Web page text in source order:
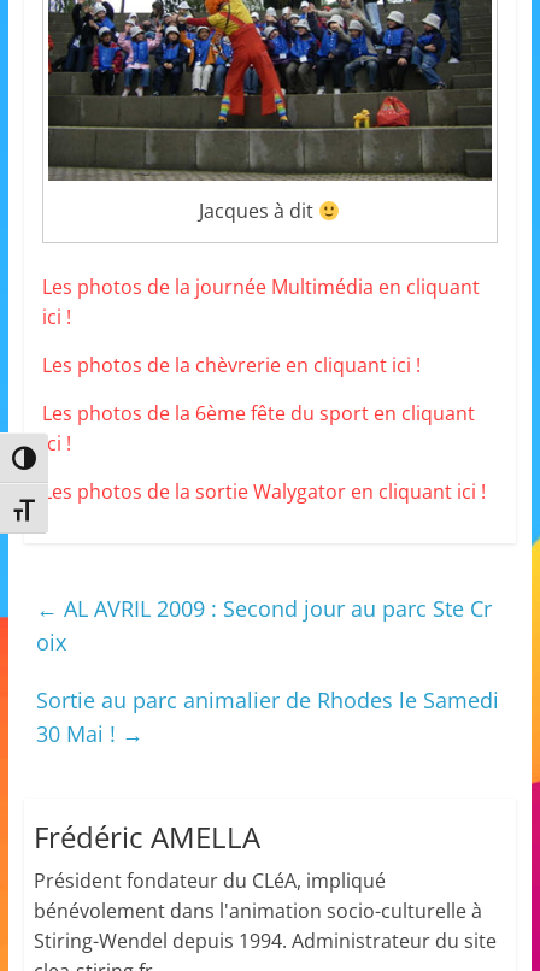
Passer en contraste élevé
Changer la taille de la police
d
u
c
a
t
i
o
n
e
A
i
a
n
p
d
e
Jacques à dit
Les photos de la journée Multimédia en cliquant
ici !
Les photos de la chèvrerie en cliquant ici !
Les photos de la 6ème fête du sport en cliquant
ici !
Les photos de la sortie Walygator en cliquant ici !
← AL AVRIL 2009 : Second jour au parc Ste Cr
oix
Sortie au parc animalier de Rhodes le Samedi
30 Mai ! →
Frédéric AMELLA
Président fondateur du CLéA, impliqué
bénévolement dans l'animation socio-culturelle à
Stiring-Wendel depuis 1994. Administrateur du site